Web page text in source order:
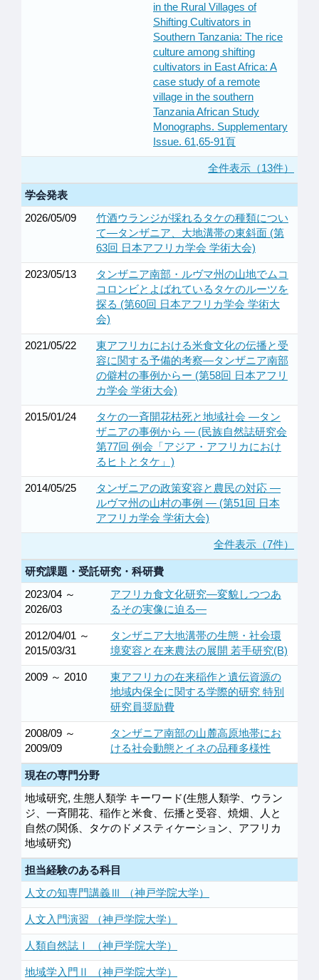
in the Rural Villages of
Shifting Cultivators in
Southern Tanzania: The rice
culture among shifting
cultivators in East Africa: A
case study of a remote
village in the southern
Tanzania African Study
Monographs. Supplementary
Issue. 61,65-91頁
全件表示（13件）
学会発表
2026/05/09
竹酒ウランジが採れるタケの種類につい
て―タンザニア、大地溝帯の東斜面 (第
63回 日本アフリカ学会 学術大会)
2023/05/13
タンザニア南部・ルヴマ州の山地でムコ
コロンビとよばれているタケのルーツを
探る (第60回 日本アフリカ学会 学術大
会)
2021/05/22
東アフリカにおける米食文化の伝播と受
容に関する予備的考察―タンザニア南部
の僻村の事例からー (第58回 日本アフリ
カ学会 学術大会)
2015/01/24
タケの一斉開花枯死と地域社会 ―タン
ザニアの事例から ― (民族自然誌研究会
第77回 例会「アジア・アフリカにおけ
るヒトとタケ」)
2014/05/25
タンザニアの政策変容と農民の対応 ―
ルヴマ州の山村の事例 ― (第51回 日本
アフリカ学会 学術大会)
全件表示（7件）
研究課題・受託研究・科研費
2023/04 ～
2026/03
アフリカ食文化研究―変貌しつつあ
るその実像に迫る―
2012/04/01 ～
2015/03/31
タンザニア大地溝帯の生態・社会環
境変容と在来農法の展開 若手研究(B)
2009 ～ 2010
東アフリカの在来稲作と遺伝資源の
地域内保全に関する学際的研究 特別
研究員奨励費
2008/09 ～
2009/09
タンザニア南部の山麓高原地帯にお
ける社会動態とイネの品種多様性
現在の専門分野
地域研究, 生態人類学 キーワード(生態人類学、ウラン
ジ、一斉開花、稲作と米食、伝播と受容、焼畑、人と
自然の関係、タケのドメスティケーション、アフリカ
地域研究)
担当経験のある科目
人文の知専門講義Ⅲ （神戸学院大学）
人文入門演習 （神戸学院大学）
人類自然誌Ⅰ （神戸学院大学）
地域学入門Ⅱ （神戸学院大学）